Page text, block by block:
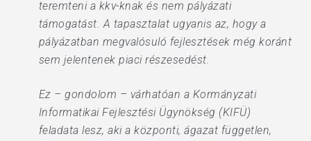
teremteni a kkv-knak és nem pályázati
támogatást. A tapasztalat ugyanis az, hogy a
pályázatban megvalósuló fejlesztések még koránt
sem jelentenek piaci részesedést.
Ez – gondolom – várhatóan a Kormányzati
Informatikai Fejlesztési Ügynökség (KIFÜ)
feladata lesz, aki a központi, ágazat független,